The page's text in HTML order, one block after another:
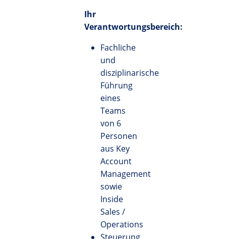
Ihr
Verantwortungsbereich:
Fachliche
und
disziplinarische
Führung
eines
Teams
von 6
Personen
aus Key
Account
Management
sowie
Inside
Sales /
Operations